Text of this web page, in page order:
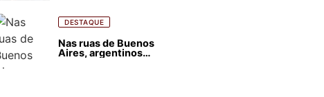
florestais
DESTAQUE
Nas ruas de Buenos
Aires, argentinos